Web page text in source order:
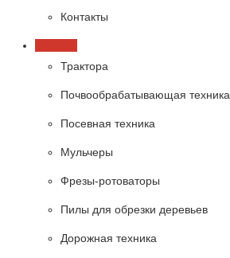
Контакты
Трактора
Почвообрабатывающая техника
Посевная техника
Мульчеры
Фрезы-ротоваторы
Пилы для обрезки деревьев
Дорожная техника